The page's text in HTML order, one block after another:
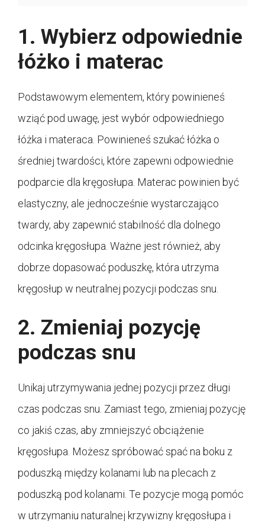
1. Wybierz odpowiednie
łóżko i materac
Podstawowym elementem, który powinieneś
wziąć pod uwagę, jest wybór odpowiedniego
łóżka i materaca. Powinieneś szukać łóżka o
średniej twardości, które zapewni odpowiednie
podparcie dla kręgosłupa. Materac powinien być
elastyczny, ale jednocześnie wystarczająco
twardy, aby zapewnić stabilność dla dolnego
odcinka kręgosłupa. Ważne jest również, aby
dobrze dopasować poduszkę, która utrzyma
kręgosłup w neutralnej pozycji podczas snu.
2. Zmieniaj pozycję
podczas snu
Unikaj utrzymywania jednej pozycji przez długi
czas podczas snu. Zamiast tego, zmieniaj pozycję
co jakiś czas, aby zmniejszyć obciążenie
kręgosłupa. Możesz spróbować spać na boku z
poduszką między kolanami lub na plecach z
poduszką pod kolanami. Te pozycje mogą pomóc
w utrzymaniu naturalnej krzywizny kręgosłupa i